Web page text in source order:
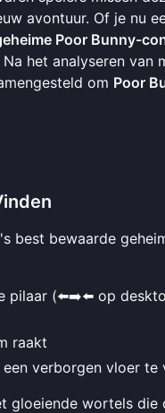
avontuur. Of je nu
Poor Bunny-
het analyseren van
om Poor
best bewaarde
pilaar (⬅️➡️⬅️ op
raakt
verborgen vloer te
gloeiende wortels die